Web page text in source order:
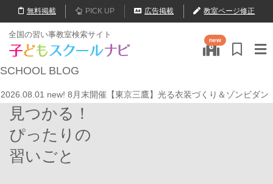
無料掲載 PICK UP 広告掲載 教室ページ修正
全国の習い事教室検索サイト
new
SCHOOL BLOG
2026.08.01 new! 8月末開催【東京三鷹】光る衣装づくり＆ゾンビダン
スでハロウィンを楽しもう👻
大逆転合格！あえて「捨てた」3つの常識
2026.08.01
new! 心を育てる時間は今！1歳2歳
見つかる！
ぴったりの
習いごと